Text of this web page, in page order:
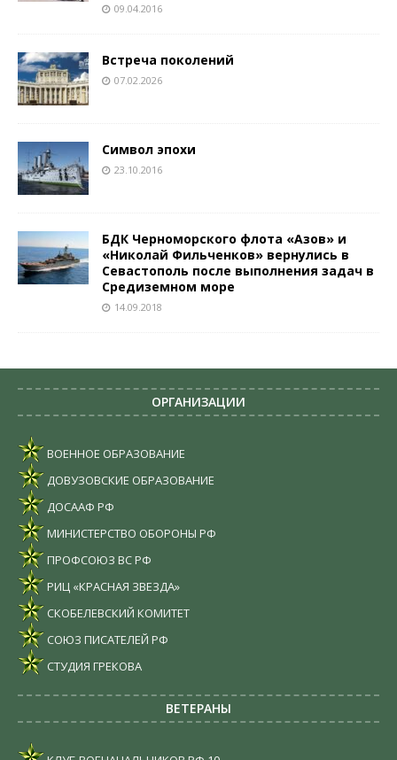
09.04.2016
Встреча поколений
07.02.2026
Символ эпохи
23.10.2016
БДК Черноморского флота «Азов» и
«Николай Фильченков» вернулись в
Севастополь после выполнения задач в
Средиземном море
14.09.2018
ОРГАНИЗАЦИИ
ВОЕННОЕ ОБРАЗОВАНИЕ
ДОВУЗОВСКИЕ ОБРАЗОВАНИЕ
ДОСААФ РФ
МИНИСТЕРСТВО ОБОРОНЫ РФ
ПРОФСОЮЗ ВС РФ
РИЦ «КРАСНАЯ ЗВЕЗДА»
СКОБЕЛЕВСКИЙ КОМИТЕТ
СОЮЗ ПИСАТЕЛЕЙ РФ
СТУДИЯ ГРЕКОВА
ВЕТЕРАНЫ